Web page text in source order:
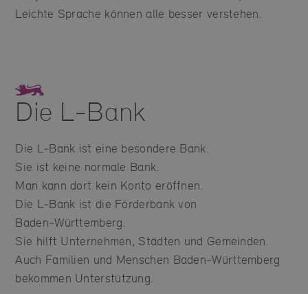
Leichte Sprache können alle besser verstehen.
Die L‑Bank
Die L‑Bank ist eine besondere Bank.
Sie ist keine normale Bank.
Man kann dort kein Konto eröffnen.
Die L‑Bank ist die Förderbank von
Baden‑Württemberg.
Sie hilft Unternehmen, Städten und Gemeinden.
Auch Familien und Menschen Baden‑Württemberg
bekommen Unterstützung.